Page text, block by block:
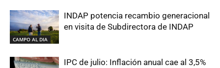
CAMPO AL DIA
INDAP potencia recambio generacional
en visita de Subdirectora de INDAP
IPC de julio: Inflación anual cae al 3,5%